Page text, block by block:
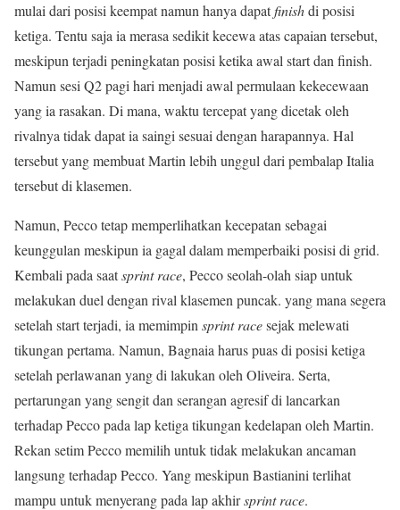
mulai dari posisi keempat namun hanya dapatfinishdi posisi
ketiga. Tentu saja ia merasa sedikit kecewa atas capaian tersebut,
meskipun terjadi peningkatan posisi ketika awal start dan finish.
Namun sesi Q2 pagi hari menjadi awal permulaan kekecewaan
yang ia rasakan. Di mana, waktu tercepat yang dicetak oleh
rivalnya tidak dapat ia saingi sesuai dengan harapannya. Hal
tersebut yang membuat Martin lebih unggul dari pembalap Italia
tersebut di klasemen.
Namun, Pecco tetap memperlihatkan kecepatan sebagai
keunggulan meskipun ia gagal dalam memperbaiki posisi di grid.
Kembali pada saatsprint race, Pecco seolah-olah siap untuk
melakukan duel dengan rival klasemen puncak. yang mana segera
setelah start terjadi, ia memimpin sprint racesejak melewati
tikungan pertama. Namun, Bagnaia harus puas di posisi ketiga
setelah perlawanan yang di lakukan oleh Oliveira. Serta,
pertarungan yang sengit dan serangan agresif di lancarkan
terhadap Pecco pada lap ketiga tikungan kedelapan oleh Martin.
Rekan setim Pecco memilih untuk tidak melakukan ancaman
langsung terhadap Pecco. Yang meskipun Bastianini terlihat
mampu untuk menyerang pada lap akhirsprint race.